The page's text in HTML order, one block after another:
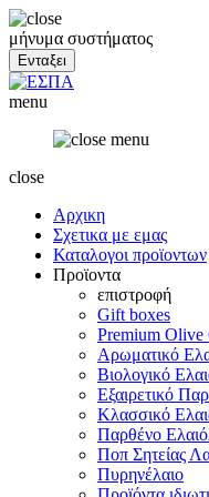
μήνυμα συστήματος
menu
close
Αρχικη
Σχετικα με εμας
Καταλογοι προϊοντων
Προϊοντα
επιστροφή
Gift boxes
Premium Olive
Αρωματικό
Βιολογικό
Εξαιρετικό
Κλασσικό
Παρθένο
Ποπ Σητείας
Πυρηνέλαιο